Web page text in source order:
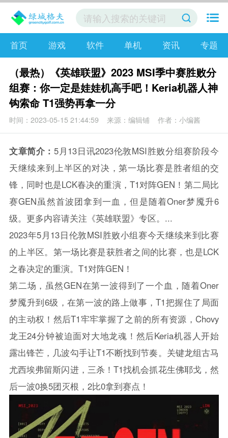
首页 游戏 软件 单机 资讯 专题
（最热）《英雄联盟》2023 MSI季中赛胜败分
组赛：你一定是娃娃机高手吧！Keria机器人神
钩索命 T1强势再拿一分
时间：2023-05-15 21:44:59 来源：编辑铺 作者：小编酱
文章简介： 5月13日讯2023伦敦MSI胜败分组赛阶段今
天继续来到上半区的对决，第一场比赛是胜者组的交
锋，同时也是LCK春决的重演，T1对阵GEN！第二局比
赛GEN虽然首波团拿到一血，但是随着Oner梦魇升6
级。更多内容请关注《英雄联盟》专区。...
2023年5月13日伦敦MSI胜败小组赛今天继续来到比赛
的上半区。第一场比赛是获胜者之间的比赛，也是LCK
之春决定的重演。T1对阵GEN！
第二场，虽然GEN在第一波得到了一个血，随着Oner
梦魇升到6级，在第一波的路上做事，T1把握住了局面
的主动权！然后T1牢牢掌握了之前的所有资源，Chovy
龙王24分钟被迫面对大地龙魂！然后Keria机器人开始
露出锋芒，几波勾手让T1不断找到节奏。关键龙组古马
尤西埃弗留斯闪进，三杀！T1找机会抓花生佛耶戈，然
后一波0换5团灭根，2比0拿到赛点！